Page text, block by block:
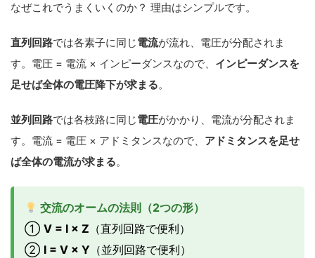
なぜこれでうまくいくのか？ 理由はシンプルです。
直列回路では各素子に同じ電流が流れ、電圧が分配されま
す。電圧 = 電流 × インピーダンスなので、 インピーダンスを
足せば全体の電圧降下が求まる。
並列回路では各枝路に同じ電圧がかかり、電流が分配されま
す。電流 = 電圧 × アドミタンスなので、 アドミタンスを足せ
ば全体の電流が求まる。
交流のオームの法則（2つの形）
① V = I × Z （直列回路で便利）
② I = V × Y （並列回路で便利）